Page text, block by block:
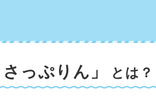
っぷりん」 とは？